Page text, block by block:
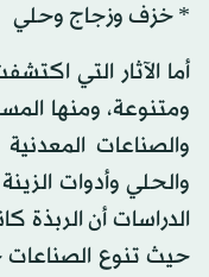
* خزف وزجاج وحلي
أما الآثار التي
ومتنوعة، ومنها
والصناعات
والحلي وأدوات
الدراسات أن الربذة
حيث تنوع الصناعات